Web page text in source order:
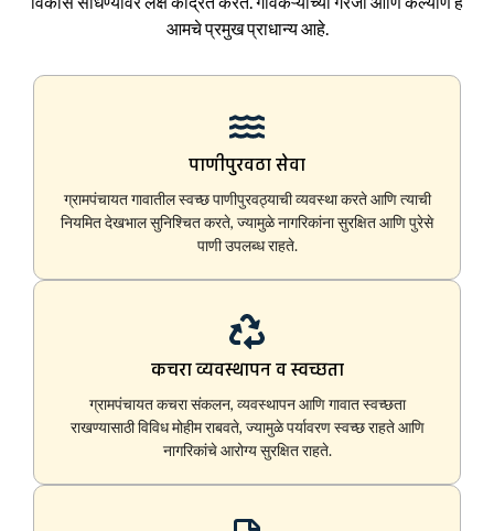
आमचे प्रमुख प्राधान्य आहे.
पाणीपुरवठा सेवा
ग्रामपंचायत गावातील स्वच्छ पाणीपुरवठ्याची व्यवस्था करते आणि त्याची
नियमित देखभाल सुनिश्चित करते, ज्यामुळे नागरिकांना सुरक्षित आणि पुरेसे
पाणी उपलब्ध राहते.
कचरा व्यवस्थापन व स्वच्छता
ग्रामपंचायत कचरा संकलन, व्यवस्थापन आणि गावात स्वच्छता
राखण्यासाठी विविध मोहीम राबवते, ज्यामुळे पर्यावरण स्वच्छ राहते आणि
नागरिकांचे आरोग्य सुरक्षित राहते.